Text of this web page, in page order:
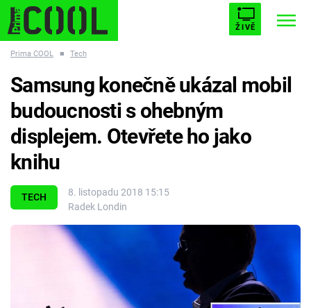
ŽIVĚ
ESCAPE PLNEJ KOTEL AVENGERS 5
Témata
Filmy
Prima COOL ■ Tech
TECH
8. listopadu 2018 15:15
Radek Londin
Samsung konečně ukázal mobil
budoucnosti s ohebným
displejem. Otevřete ho jako
knihu